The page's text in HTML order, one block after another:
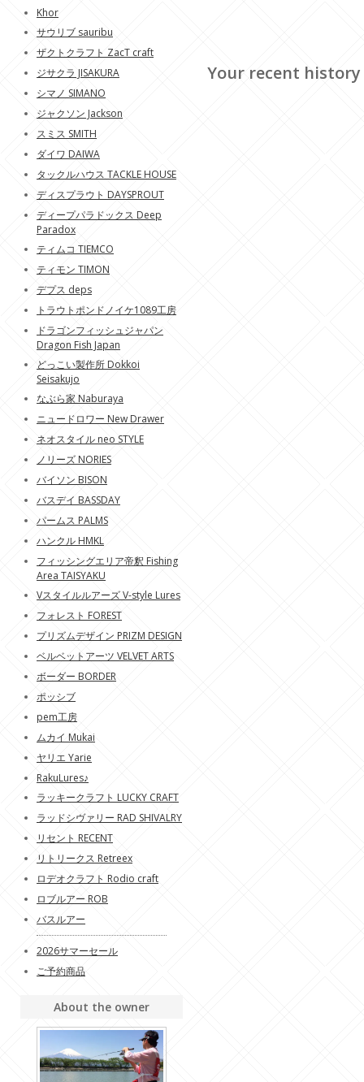
Your recent history
Khor
サウリブ sauribu
ザクトクラフト ZacT craft
ジサクラ JISAKURA
シマノ SIMANO
ジャクソン Jackson
スミス SMITH
ダイワ DAIWA
タックルハウス TACKLE HOUSE
ディスプラウト DAYSPROUT
ディープパラドックス Deep
Paradox
ティムコ TIEMCO
ティモン TIMON
デプス deps
トラウトポンドノイケ1089工房
ドラゴンフィッシュジャパン
Dragon Fish Japan
どっこい製作所 Dokkoi
Seisakujo
なぶら家 Naburaya
ニュードロワー New Drawer
ネオスタイル neo STYLE
ノリーズ NORIES
バイソン BISON
バスデイ BASSDAY
パームス PALMS
ハンクル HMKL
フィッシングエリア帝釈 Fishing
Area TAISYAKU
Vスタイルルアーズ V-style Lures
フォレスト FOREST
プリズムデザイン PRIZM DESIGN
ベルベットアーツ VELVET ARTS
ボーダー BORDER
ポッシブ
pem工房
ムカイ Mukai
ヤリエ Yarie
RakuLures♪
ラッキークラフト LUCKY CRAFT
ラッドシヴァリー RAD SHIVALRY
リセント RECENT
リトリークス Retreex
ロデオクラフト Rodio craft
ロブルアー ROB
バスルアー
2026サマーセール
ご予約商品
About the owner